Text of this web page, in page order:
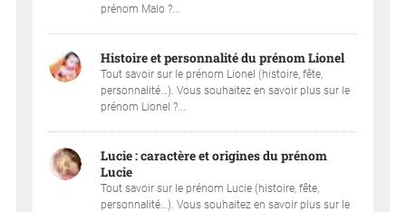
prénom Malo ?...
Histoire et personnalité du prénom Lionel
Tout savoir sur le prénom Lionel (histoire, fête,
personnalité…). Vous souhaitez en savoir plus sur le
prénom Lionel ?...
Lucie : caractère et origines du prénom
Lucie
Tout savoir sur le prénom Lucie (histoire, fête,
personnalité…). Vous souhaitez en savoir plus sur le